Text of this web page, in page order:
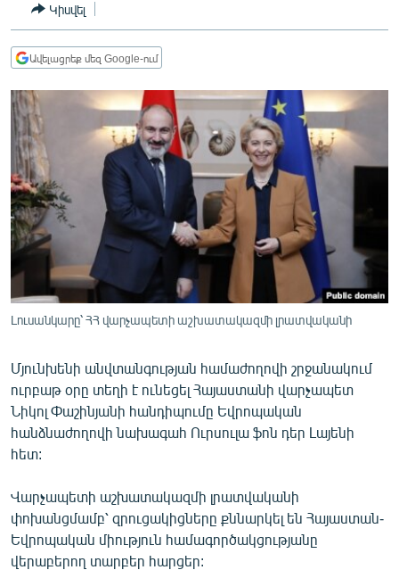
ՏՆՏԵՍՈՒԹՅՈՒՆ
ՂԱՐԱԲԱՂ
ՊԱՏԵՐԱԶՄԻ 6 ՇԱԲԱԹՆԵՐԸ
ՏԱՐԱԾԱՇՐՋԱՆ
ՄԻՋԱԶԳԱՅԻՆ
ՄՇԱԿՈՒՅԹ
ՍՊՈՐՏ
ՄԵԿՆԱԲԱՆՈՒԹՅՈՒՆ
ՏՏ ԵՒ ԻՆՏԵՐՆԵՏ
ԿՈՐՈՆԱՎԻՐՈՒՍ
ՏԵՍԱՆՅՈՒԹԵՐ
ԲԱՆԱՎԵՃ
ՁԳՏԵԼՈՎ ԼԱՎԱԳՈՒՅՆԻՆ
Հայերեն
English
Կիսվել
Ավելացրեք մեզ Google-ում
Լուսանկարը՝ ՀՀ վարչապետի աշխատակազմի լրատվականի
Մյունխենի անվտանգության համաժողովի շրջանակում
ուրբաթ օրը տեղի է ունեցել Հայաստանի վարչապետ
Նիկոլ Փաշինյանի հանդիպումը Եվրոպական
հանձնաժողովի նախագահ Ուրսուլա ֆոն դեր Լայենի
հետ:
Վարչապետի աշխատակազմի լրատվականի
փոխանցմամբ՝ զրուցակիցները քննարկել են Հայաստան-
Եվրոպական միություն համագործակցությանը
վերաբերող տարբեր հարցեր: